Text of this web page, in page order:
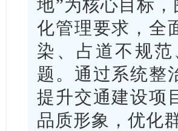
地”为核心目标
化管理要求，全
染、占道不规
题。通过系统整
提升交通建设项
品质形象，优化